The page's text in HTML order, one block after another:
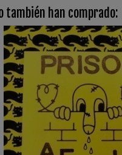
también han comprado: